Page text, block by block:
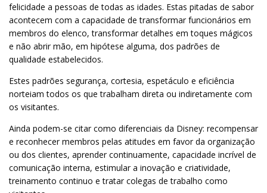
felicidade a pessoas de todas as idades. Estas pitadas de sabor
acontecem com a capacidade de transformar funcionários em
membros do elenco, transformar detalhes em toques mágicos
e não abrir mão, em hipótese alguma, dos padrões de
qualidade estabelecidos.
Estes padrões segurança, cortesia, espetáculo e eficiência
norteiam todos os que trabalham direta ou indiretamente com
os visitantes.
Ainda podem-se citar como diferenciais da Disney: recompensar
e reconhecer membros pelas atitudes em favor da organização
ou dos clientes, aprender continuamente, capacidade incrível de
comunicação interna, estimular a inovação e criatividade,
treinamento continuo e tratar colegas de trabalho como